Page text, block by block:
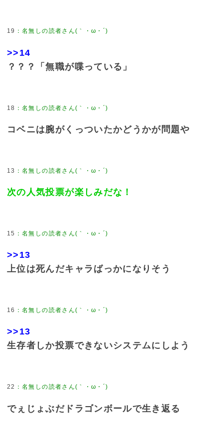
19
>>14
？？？「無職が喋っている」
18
コベニは腕がくっついたかどうかが問題や
13
次の人気投票が楽しみだな！
15
>>13
上位は死んだキャラばっかになりそう
16
>>13
生存者しか投票できないシステムにしよう
22
でぇじょぶだドラゴンボールで生き返る